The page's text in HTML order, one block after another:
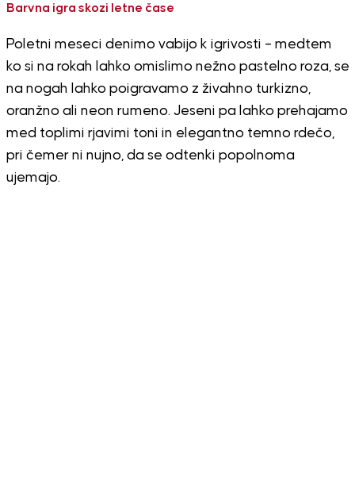
Barvna igra skozi letne čase
Poletni meseci denimo vabijo k igrivosti – medtem
ko si na rokah lahko omislimo nežno pastelno roza, se
na nogah lahko poigravamo z živahno turkizno,
oranžno ali neon rumeno. Jeseni pa lahko prehajamo
med toplimi rjavimi toni in elegantno temno rdečo,
pri čemer ni nujno, da se odtenki popolnoma
ujemajo.